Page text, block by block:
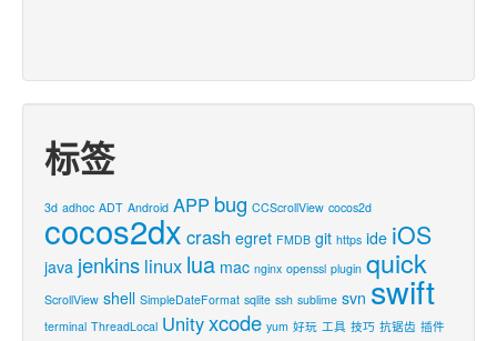
标签
3d adhoc ADT Android APP bug CCScrollView cocos2d
cocos2dx crash egret FMDB git https ide iOS
java jenkins linux lua mac nginx openssl plugin quick
ScrollView shell SimpleDateFormat sqlite ssh sublime svn swift
terminal ThreadLocal Unityxcode yum 好玩 工具 技巧 抗锯齿 插件